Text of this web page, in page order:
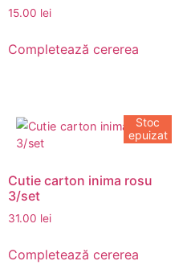
15.00 lei
Completează cererea
Stoc
epuizat
Cutie carton inima rosu
3/set
31.00 lei
Completează cererea